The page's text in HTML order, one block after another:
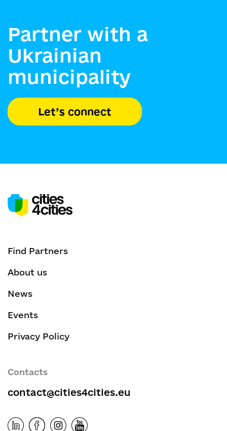
Partner with a
Ukrainian
municipality
Let’s connect
Find Partners
About us
News
Events
Privacy Policy
Contacts
contact@cities4cities.eu